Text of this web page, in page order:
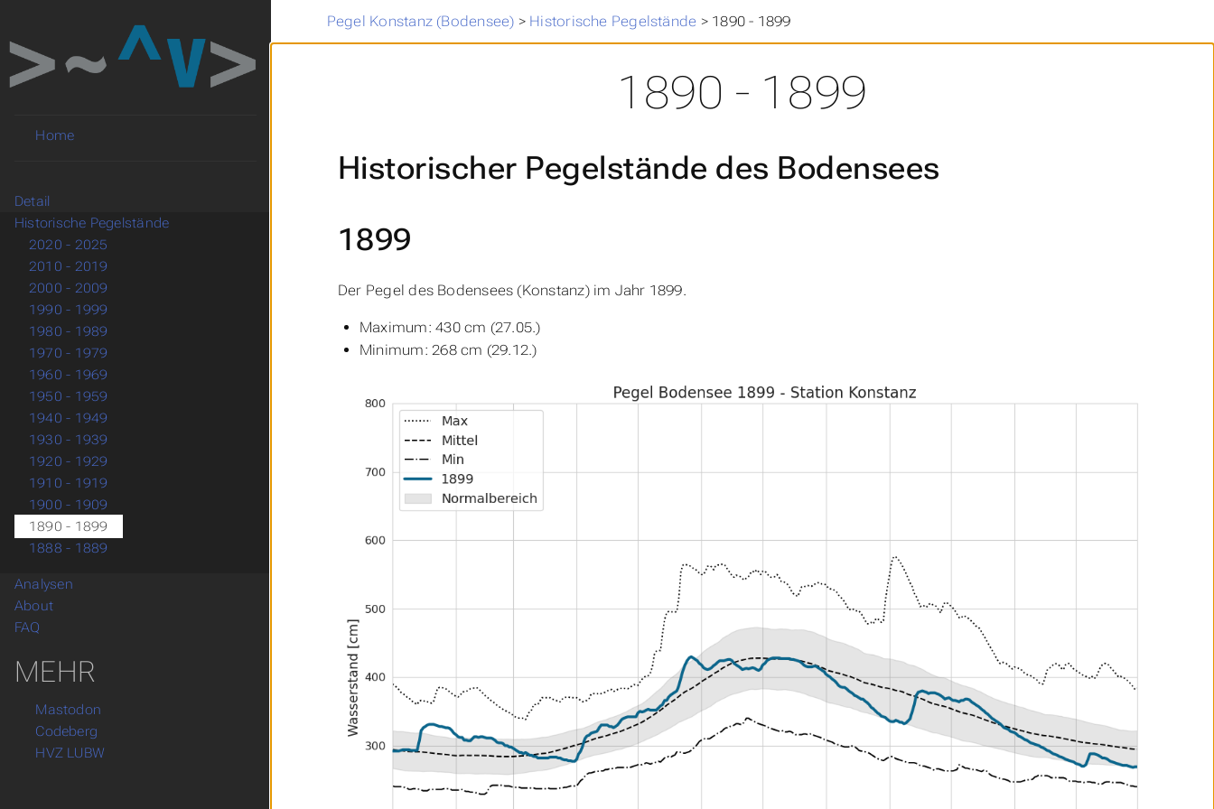
Pegel Konstanz (Bodensee) > Historische Pegelstände > 1890 - 1899
1890 - 1899
Historischer Pegelstände des Bodensees
1899
Der Pegel des Bodensees (Konstanz) im Jahr 1899.
Maximum: 430 cm (27.05.)
Minimum: 268 cm (29.12.)
Home
Detail
Historische Pegelstände
2020 - 2025
2010 - 2019
2000 - 2009
1990 - 1999
1980 - 1989
1970 - 1979
1960 - 1969
1950 - 1959
1940 - 1949
1930 - 1939
1920 - 1929
1910 - 1919
1900 - 1909
1890 - 1899
1888 - 1889
Analysen
About
FAQ
MEHR
Mastodon
Codeberg
HVZ LUBW